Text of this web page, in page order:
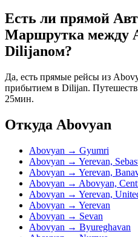
Есть ли прямой
Маршрутка между
Dilijanом?
Да, есть прямые рейсы из
прибытием в Dilijan.
25мин.
Откуда Abovyan
Abovyan → Gyumri
Abovyan → Yerevan,
Abovyan → Yerevan,
Abovyan → Abovyan,
Abovyan → Yerevan,
Abovyan → Yerevan
Abovyan → Sevan
Abovyan → Byureghavan